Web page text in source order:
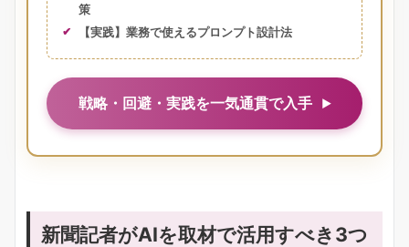
策
【実践】業務で使えるプロンプト設計法
戦略・回避・実践を一気通貫で入手
新聞記者がAIを取材で活用すべき3つ